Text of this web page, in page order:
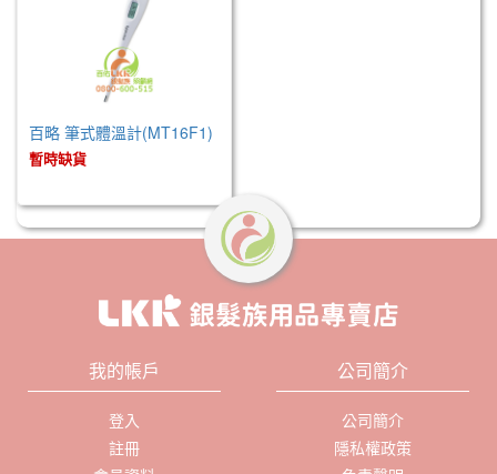
百略 筆式體溫計(MT16F1)
暫時缺貨
我的帳戶
登入
註冊
公司簡介
公司簡介
隱私權政策